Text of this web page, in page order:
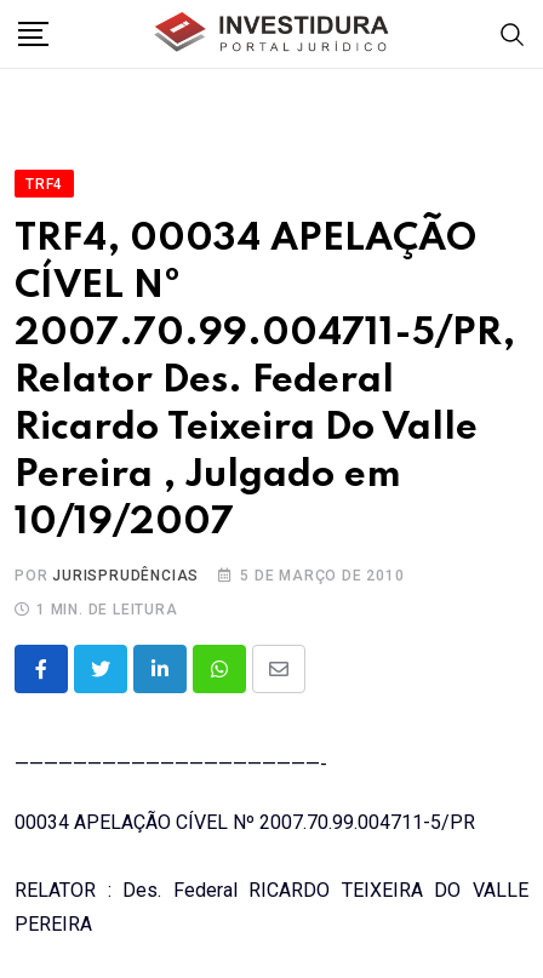
TRF4
TRF4, 00034 APELAÇÃO
CÍVEL Nº
2007.70.99.004711-5/PR,
Relator Des. Federal
Ricardo Teixeira Do Valle
Pereira , Julgado em
10/19/2007
PORJURISPRUDÊNCIAS
5 DE MARÇO DE 2010
1 MIN. DE LEITURA
LinkedInWhatsappShare
—————————————————————-
00034 APELAÇÃO CÍVEL Nº 2007.70.99.004711-5/PR
RELATOR : Des. Federal RICARDO TEIXEIRA DO VALLE
PEREIRA